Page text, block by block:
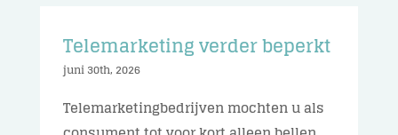
Telemarketing verder beperkt
juni 30th, 2026
Telemarketingbedrijven mochten u als